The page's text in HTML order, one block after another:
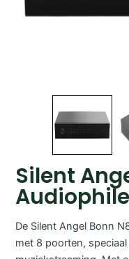
Silent
De Silent Angel Bonn
met 8 poorten,